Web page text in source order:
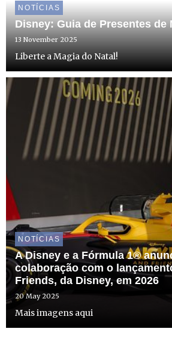
NOTÍCIAS
Disney: Guia de Presentes de
13 November 2025
Liberte a Magia do Natal!
NOTÍCIAS
A Disney e a Fórmula 1®
colaboração com o
Friends, da Disney, em 2026
20 May 2025
Mais imagens aqui